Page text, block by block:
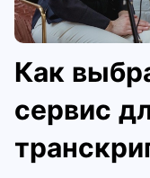
Как
сервис